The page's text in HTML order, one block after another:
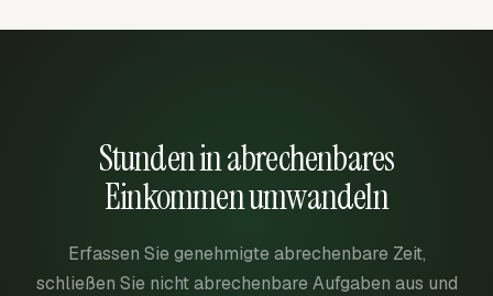
Stunden in abrechenbares
Einkommen umwandeln
Erfassen Sie genehmigte abrechenbare Zeit,
schließen Sie nicht abrechenbare Aufgaben aus und